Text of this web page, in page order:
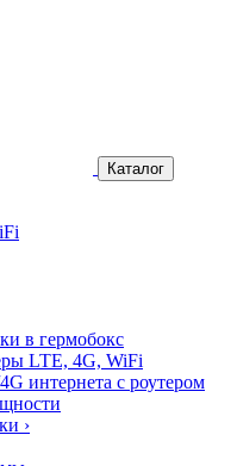
Каталог
в гермобокс
LTE, 4G, WiFi
интернета с роутером
›